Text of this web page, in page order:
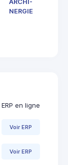
ARCHI-
NERGIE
ERP en ligne
Voir ERP
Voir ERP